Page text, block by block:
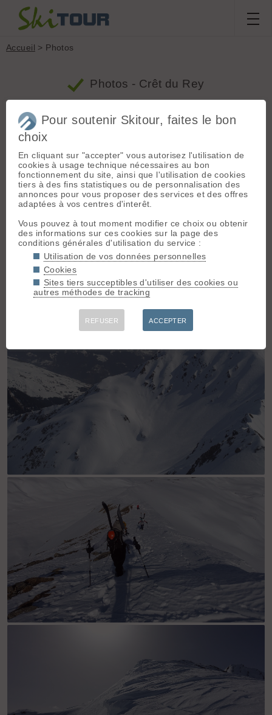
Accueil > Photos
Photos - Crêt du Rey
Massif Taille Tri
Rey Afficher
Pour soutenir Skitour, faites le bon
choix
En cliquant sur "accepter" vous autorisez l'utilisation de
cookies à usage technique nécessaires au bon
fonctionnement du site, ainsi que l'utilisation de cookies
tiers à des fins statistiques ou de personnalisation des
annonces pour vous proposer des services et des offres
adaptées à vos centres d'interêt.
Vous pouvez à tout moment modifier ce choix ou obtenir
des informations sur ces cookies sur la page des
conditions générales d'utilisation du service :
Utilisation de vos données personnelles
Cookies
Sites tiers succeptibles d'utiliser des cookies ou
autres méthodes de tracking
REFUSER ACCEPTER